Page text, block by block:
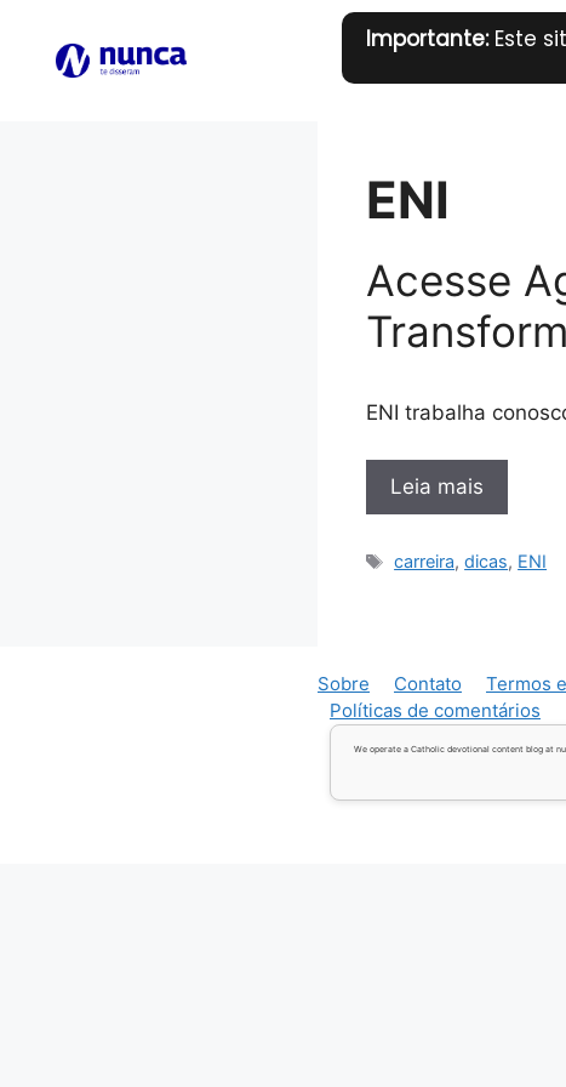
ENI
Acesse
ENI trabalha
Leia mais
Tags
carreira,dicas, ENI
Sobre Contato Termos
Políticas de comentários
We operate a Catholic devotional content blog at
Importante:Este